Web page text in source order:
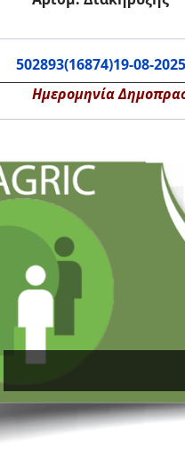
502893(16874)19-08-2025
Ημερομηνία